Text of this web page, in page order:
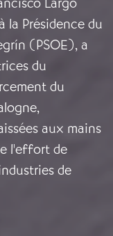
la Présidence du
(PSOE), a
du
du
aux mains
l'effort de
de